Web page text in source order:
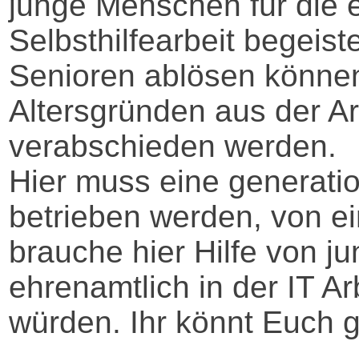
Selbsthilfearbeit
Senioren ablösen
Altersgründen aus der
verabschieden werden.
Hier muss eine
betrieben werden, von
brauche hier Hilfe von
ehrenamtlich in der IT
würden. Ihr könnt Euch